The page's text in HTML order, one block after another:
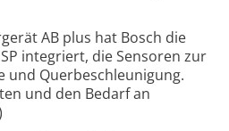
AB plus hat Bosch die
integriert, die Sensoren zur
und Querbeschleunigung.
und den Bedarf an